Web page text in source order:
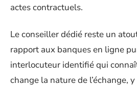
actes contractuels.
Le conseiller dédié reste un
rapport aux banques en ligne
interlocuteur identifié qui
change la nature de l’échange,